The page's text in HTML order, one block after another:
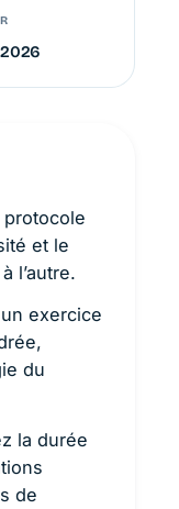
protocole
et le
l’autre.
exercice
du
la durée
de